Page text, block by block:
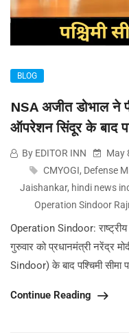
BLOG
NSA अजीत डोभाल ने
ऑपरेशन सिंदूर के बाद
By EDITOR INN
May
CMYOGI, Defense
Jaishankar, hindi news
Operation Sindoor
Operation Sindoor:
गुरुवार को प्रधानमंत्री नरेंद्र
Sindoor) के बाद पश्चिमी सीमा
Continue Reading